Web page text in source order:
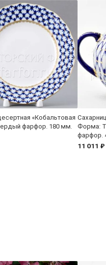
«Кобальтовая
фарфор. 180 мм.
Форма:
фарфор.
11 011 ₽